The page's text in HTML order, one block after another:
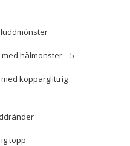
hålmönster – 5
kopparglittrig
topp